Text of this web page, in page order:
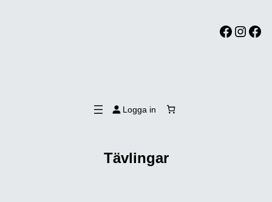
Facebook Instagram Facebook
Logga in
Tävlingar